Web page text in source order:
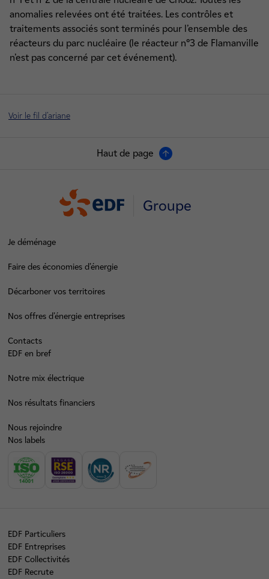
anomalies relevées ont été traitées. Les contrôles et
traitements associés sont terminés pour l’ensemble des
réacteurs du parc nucléaire (le réacteur n°3 de Flamanville
n’est pas concerné par cet événement).
Voir le fil d'ariane
Haut de page
Groupe
Je déménage
Faire des économies d’énergie
Décarboner vos territoires
Nos offres d’énergie entreprises
Contacts
EDF en bref
Notre mix électrique
Nos résultats financiers
Nous rejoindre
Nos labels
EDF Particuliers
EDF Entreprises
EDF Collectivités
EDF Recrute